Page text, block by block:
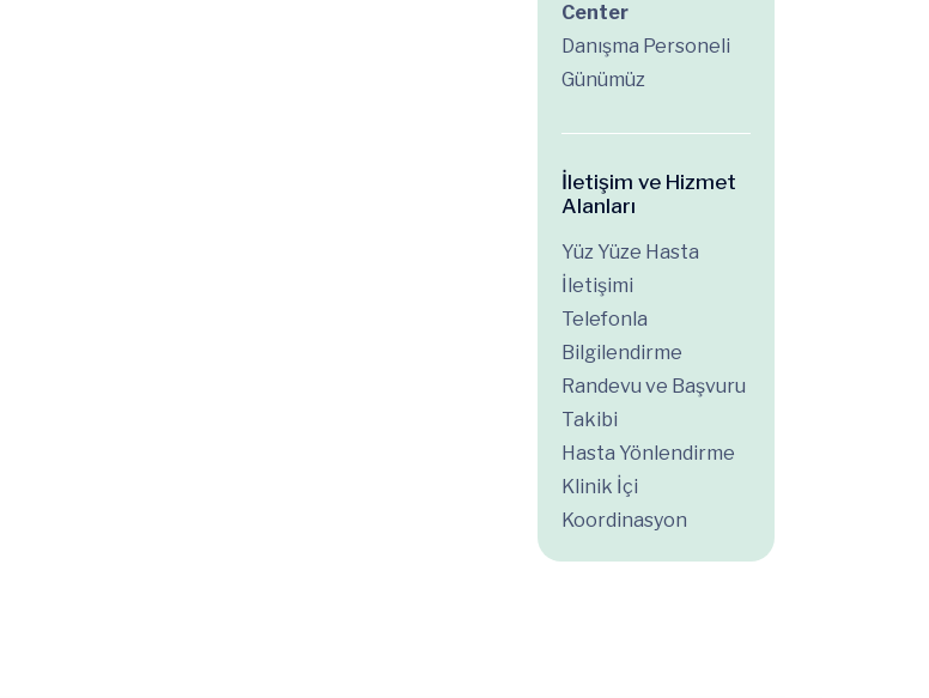
Center
Danışma Personeli
Günümüz
İletişim ve Hizmet
Alanları
Yüz Yüze Hasta
İletişimi
Telefonla
Bilgilendirme
Randevu ve Başvuru
Takibi
Hasta Yönlendirme
Klinik İçi
Koordinasyon